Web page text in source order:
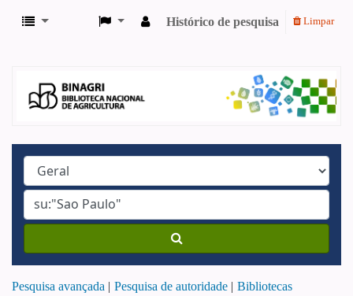
Histórico de pesquisa Limpar
Pesquisa avançada Pesquisa de autoridade Bibliotecas